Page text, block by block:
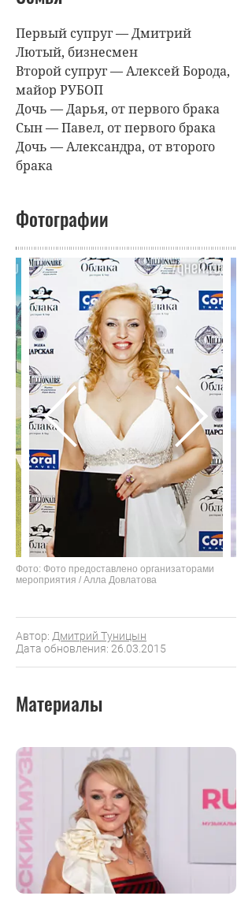
Первый супруг — Дмитрий
Лютый, бизнесмен
Второй супруг — Алексей Борода,
майор РУБОП
Дочь — Дарья, от первого брака
Сын — Павел, от первого брака
Дочь — Александра, от второго
брака
Фотографии
Фото: Фото предоставлено организаторами
мероприятия / Алла Довлатова
Автор: Дмитрий Туницын
Дата обновления: 26.03.2015
Материалы